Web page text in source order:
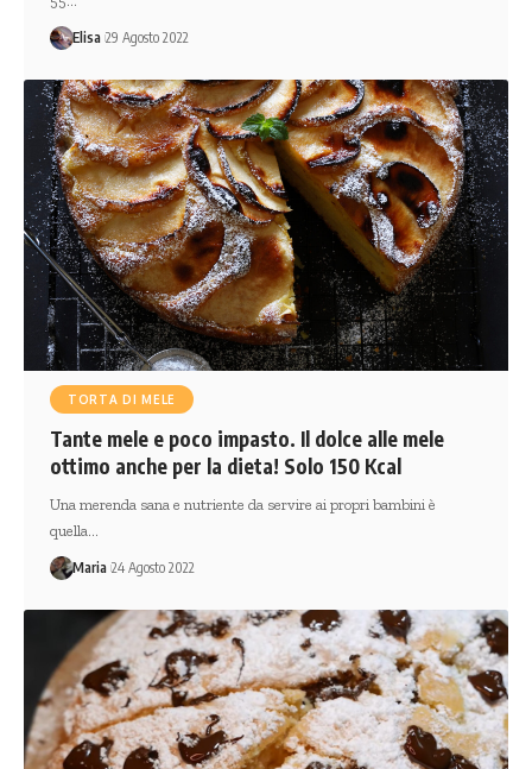
Elisa 29 Agosto 2022
TORTA DI MELE
Tante mele e poco impasto. Il dolce alle mele
ottimo anche per la dieta! Solo 150 Kcal
Una merenda sana e nutriente da servire ai propri bambini è
quella…
Maria 24 Agosto 2022